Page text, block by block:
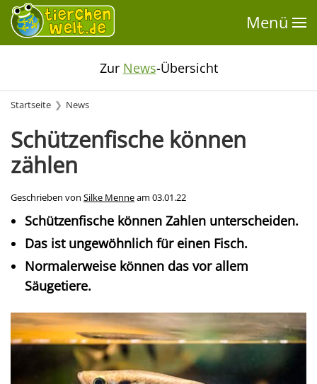
Menü
Zur News-Übersicht
Startseite News
Schützenfische können
zählen
Geschrieben von Silke Menneam 03.01.22
Schützenfische können Zahlen unterscheiden.
Das ist ungewöhnlich für einen Fisch.
Normalerweise können das vor allem
Säugetiere.